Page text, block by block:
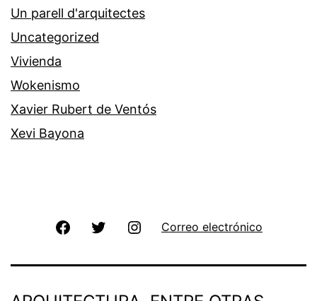
Un parell d'arquitectes
Uncategorized
Vivienda
Wokenismo
Xavier Rubert de Ventós
Xevi Bayona
FacebookTwitter Instagram
Correo electrónico